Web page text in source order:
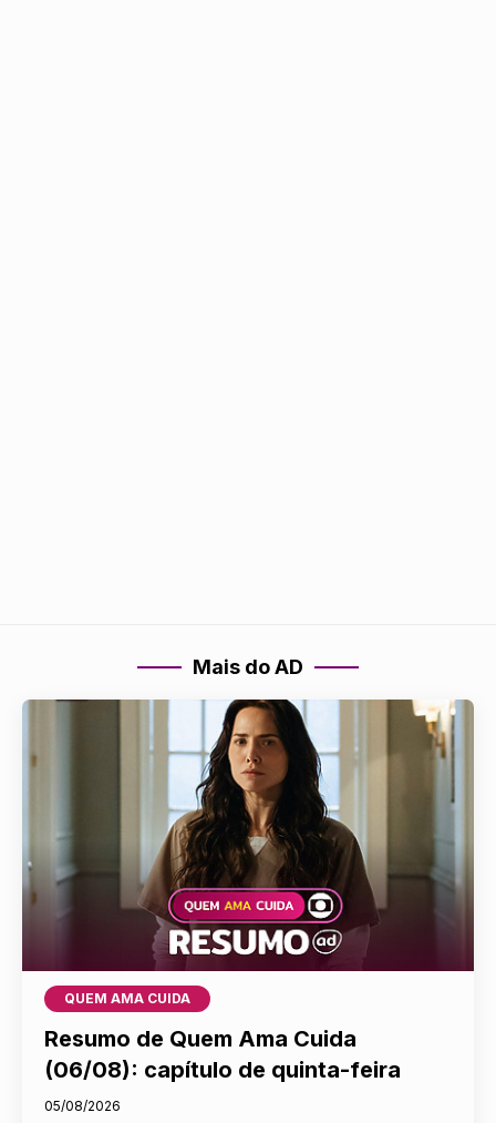
Mais do AD
QUEM AMA CUIDA
Resumo de Quem Ama Cuida
(06/08): capítulo de quinta-feira
05/08/2026